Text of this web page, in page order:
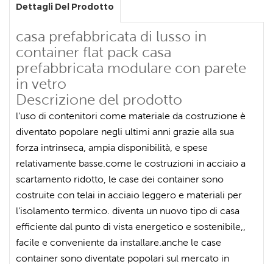
Dettagli Del Prodotto
casa prefabbricata di lusso in
container flat pack casa
prefabbricata modulare con parete
in vetro
Descrizione del prodotto
l'uso di contenitori come materiale da costruzione è
diventato popolare negli ultimi anni grazie alla sua
forza intrinseca, ampia disponibilità, e spese
relativamente basse.come le costruzioni in acciaio a
scartamento ridotto, le case dei container sono
costruite con telai in acciaio leggero e materiali per
l'isolamento termico. diventa un nuovo tipo di casa
efficiente dal punto di vista energetico e sostenibile,,
facile e conveniente da installare.anche le case
container sono diventate popolari sul mercato in